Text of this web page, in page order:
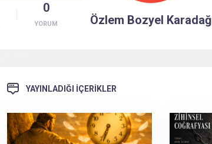
Özlem Bozyel Karadağ
0
YORUM
YAYINLADIĞI İÇERİKLER